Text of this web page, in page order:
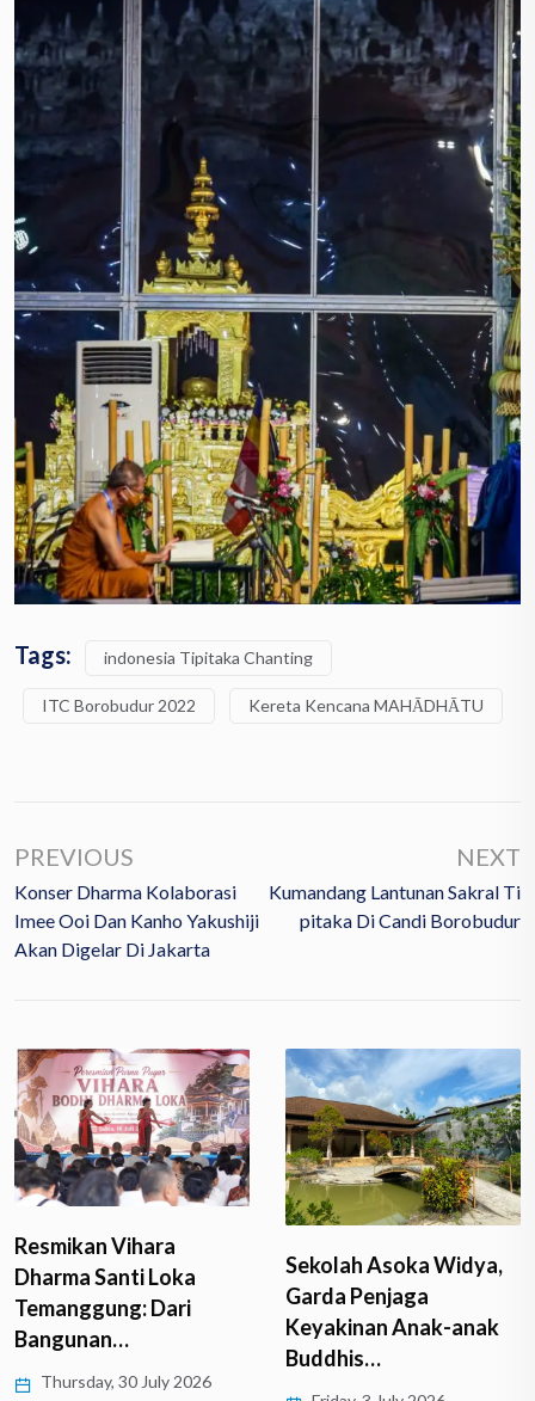
Tags: indonesia Tipitaka Chanting
ITC Borobudur 2022 Kereta Kencana MAHĀDHĀTU
PREVIOUS
Konser Dharma Kolaborasi
Imee Ooi Dan Kanho Yakushiji
Akan Digelar Di Jakarta
NEXT
Kumandang Lantunan Sakral Ti
Pitaka Di Candi Borobudur
Resmikan Vihara
Dharma Santi Loka
Temanggung: Dari
Bangunan…
Thursday, 30 July 2026
Sekolah Asoka Widya,
Garda Penjaga
Keyakinan Anak-anak
Buddhis…